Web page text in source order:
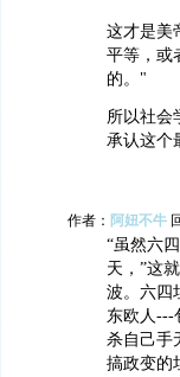
这才是美
平等，或
的。"
所以社会
承认这个
作者： 阿妞不牛
“虽然六
天，”这
波。六四
东欧人---
杀自己手
搞政变的